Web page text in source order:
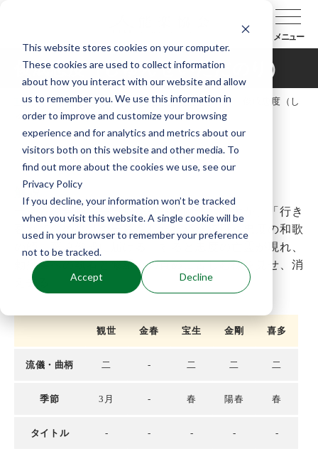
This website stores cookies on your computer.
These cookies are used to collect information
about how you interact with our website and allow
us to remember you. We use this information in
order to improve and customize your browsing
experience and for analytics and metrics about our
visitors both on this website and other media. To
find out more about the cookies we use, see our
Privacy Policy
If you decline, your information won’t be tracked
when you visit this website. A single cookie will be
used in your browser to remember your preference
not to be tracked.
Accept Decline
メニュー
俊成忠度（しゅんぜいただのり）
TOP 能楽辞典 曲目データベース
俊成忠度（し
ゅんぜいただのり）
一ノ谷の合戦で平忠度を討った岡部六弥太が、「行き
暮れて」の辞世の一首をしたためた短冊を忠度の和歌
の師、藤原俊成に届ける。すると忠度の亡霊が現れ、
勅撰集への執着と修羅道の責めに苦しむ様を見せ、消
え去る。
観世 金春 宝生 金剛 喜多
流儀・曲柄 二 - 二 二 二
季節 3月 - 春 陽春 春
タイトル - - - - -